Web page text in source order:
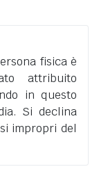
fisica è
attribuito
in questo
Si declina
impropri del